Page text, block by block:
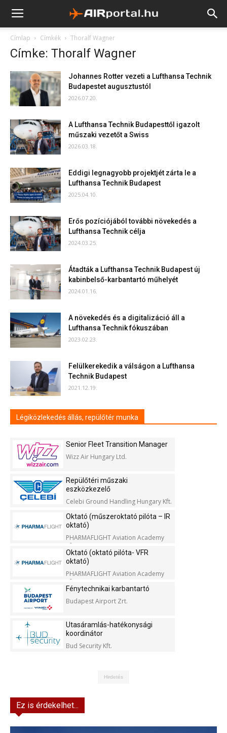
Címlap Címkék Thoralf Wagner
Címke: Thoralf Wagner
Johannes Rotter vezeti a Lufthansa Technik
Budapestet augusztustól
2026.07.20.
A Lufthansa Technik Budapesttől igazolt
műszaki vezetőt a Swiss
2026.03.18.
Eddigi legnagyobb projektjét zárta le a
Lufthansa Technik Budapest
2025.04.10.
Erős pozíciójából további növekedés a
Lufthansa Technik célja
2024.03.25.
Átadták a Lufthansa Technik Budapest új
kabinbelső-karbantartó műhelyét
2024.01.16.
A növekedés és a digitalizáció áll a
Lufthansa Technik fókuszában
2023.02.23.
Felülkerekedik a válságon a Lufthansa
Technik Budapest
2021.12.19.
Légiközlekedés állás, repülőtér munka
Senior Fleet Transition Manager
Wizz Air Hungary Ltd.
Repülőtéri műszaki
eszközkezelő
Celebi Ground Handling Hungary Kft.
Oktató (műszeroktató pilóta – IR
oktató)
PHARMAFLIGHT Aviation Academy
Kft.
Oktató (oktató pilóta- VFR
oktató)
PHARMAFLIGHT Aviation Academy
Kft.
Fénytechnikai karbantartó
Budapest Airport Zrt.
Utasáramlás-hatékonysági
koordinátor
Bud Security Kft.
Hirdetés
Ez is érdekelhet...